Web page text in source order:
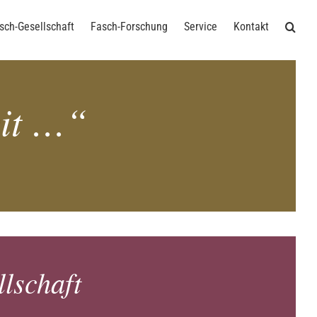
Gesellschaft Fasch-Forschung Service Kontakt
…“